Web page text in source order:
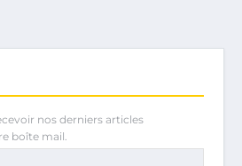
nos derniers articles
boîte mail.